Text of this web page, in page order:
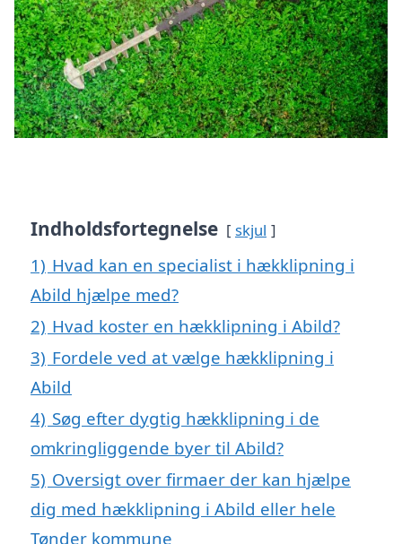
Indholdsfortegnelse skjul
1) Hvad kan en specialist i hækklipning i
Abild hjælpe med?
2) Hvad koster en hækklipning i Abild?
3) Fordele ved at vælge hækklipning i
Abild
4) Søg efter dygtig hækklipning i de
omkringliggende byer til Abild?
5) Oversigt over firmaer der kan hjælpe
dig med hækklipning i Abild eller hele
Tønder kommune